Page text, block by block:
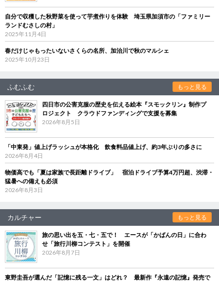
自分で収穫した秋野菜を使って芋煮作りを体験 埼玉県加須市の「ファミリー
ランドむさしの村」
2025年11月4日
春だけじゃもったいないさくらの名所、加治川で秋のマルシェ
2025年10月23日
ふむふむ もっと見る
四日市の公害克服の歴史を伝える絵本『スモックリン』制作プ
ロジェクト クラウドファンディングで支援を募集
2026年8月5日
「中東発」値上げラッシュが本格化 飲食料品値上げ、約3年ぶりの多さに
2026年8月4日
物価高でも「夏は家族で長距離ドライブ」 宿泊ドライブ予算4万円超、渋滞・
猛暑への備えも必須
2026年8月3日
カルチャー もっと見る
旅の思い出を五・七・五で！ エースが「かばんの日」に合わ
せ「旅行川柳コンテスト」を開催
2026年8月7日
東野圭吾が選んだ「記憶に残る一文」はどれ？ 最新作『永遠の記憶』発売で